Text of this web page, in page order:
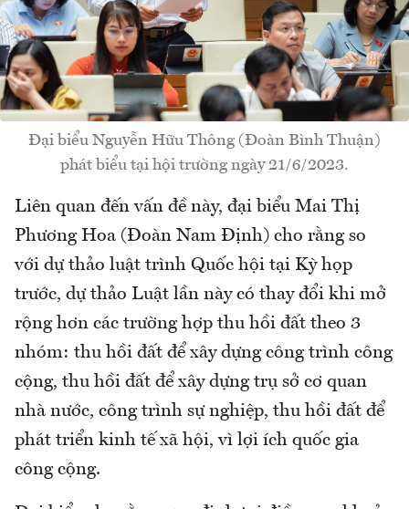
Đại biểu Nguyễn Hữu Thông (Đoàn Bình Thuận)
phát biểu tại hội trường ngày 21/6/2023.
Liên quan đến vấn đề này, đại biểu Mai Thị
Phương Hoa (Đoàn Nam Định) cho rằng so
với dự thảo luật trình Quốc hội tại Kỳ họp
trước, dự thảo Luật lần này có thay đổi khi mở
rộng hơn các trường hợp thu hồi đất theo 3
nhóm: thu hồi đất để xây dựng công trình công
cộng, thu hồi đất để xây dựng trụ sở cơ quan
nhà nước, công trình sự nghiệp, thu hồi đất để
phát triển kinh tế xã hội, vì lợi ích quốc gia
công cộng.